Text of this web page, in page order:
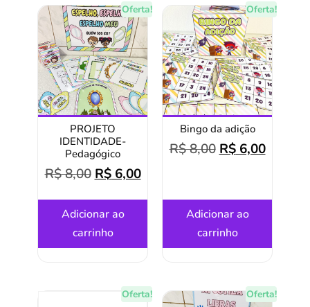
Oferta!
PROJETO
IDENTIDADE-
Pedagógico
R$8,00R$6,00
Adicionar ao
carrinho
Oferta!
Bingo da adição
R$8,00R$6,00
Adicionar ao
carrinho
Oferta! Oferta!